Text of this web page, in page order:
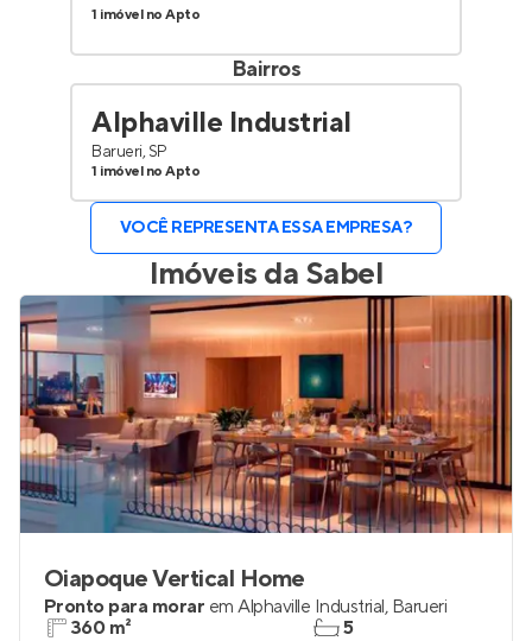
1 imóvel no Apto
Bairros
Alphaville Industrial
Barueri, SP
1 imóvel no Apto
VOCÊ REPRESENTA ESSA EMPRESA?
Imóveis da Sabel
Oiapoque Vertical Home
Pronto para morar em Alphaville Industrial, Barueri
360 m²
5